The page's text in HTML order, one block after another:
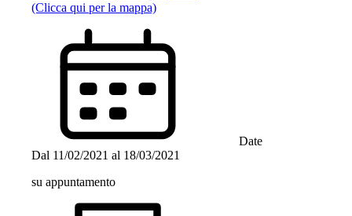
(Clicca qui per la mappa)
Date
Dal 11/02/2021 al 18/03/2021
su appuntamento